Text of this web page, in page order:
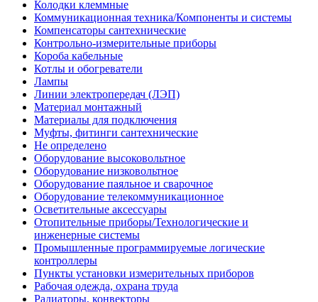
Колодки клеммные
Коммуникационная техника/Компоненты и системы
Компенсаторы сантехнические
Контрольно-измерительные приборы
Короба кабельные
Котлы и обогреватели
Лампы
Линии электропередач (ЛЭП)
Материал монтажный
Материалы для подключения
Муфты, фитинги сантехнические
Не определено
Оборудование высоковольтное
Оборудование низковольтное
Оборудование паяльное и сварочное
Оборудование телекоммуникационное
Осветительные аксессуары
Отопительные приборы/Технологические и
инженерные системы
Промышленные программируемые логические
контроллеры
Пункты установки измерительных приборов
Рабочая одежда, охрана труда
Радиаторы, конвекторы